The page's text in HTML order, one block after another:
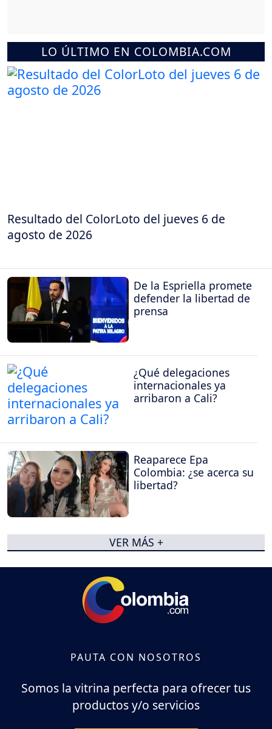
LO ÚLTIMO EN COLOMBIA.COM
Resultado del ColorLoto del jueves 6 de
agosto de 2026
De la Espriella promete
defender la libertad de
prensa
¿Qué delegaciones
internacionales ya
arribaron a Cali?
Reaparece Epa
Colombia: ¿se acerca su
libertad?
VER MÁS +
PAUTA CON NOSOTROS
Somos la vitrina perfecta para ofrecer tus
productos y/o servicios